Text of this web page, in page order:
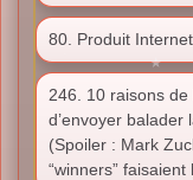
80. Produit Internet
246. 10 raisons
d’envoyer balader
(Spoiler : Mark
“winners”